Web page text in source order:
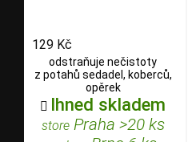
129 Kč
odstraňuje nečistoty
z potahů sedadel, koberců,
opěrek
 Ihned skladem
storePraha >20 ks